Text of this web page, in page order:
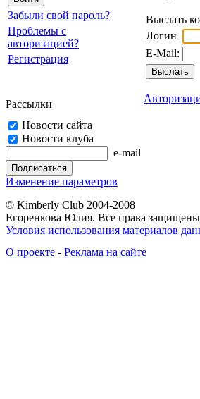
Забыли свой пароль?
Проблемы с
авторизацией?
Регистрация
Рассылки
Новости сайта
Новости клуба
e-mail
Изменение параметров
Выслать
Логин
E-Mail:
© Kimberly Club 2004-2008
Егоренкова Юлия. Все права
Условия использования материалов
О проекте - Реклама на сайте